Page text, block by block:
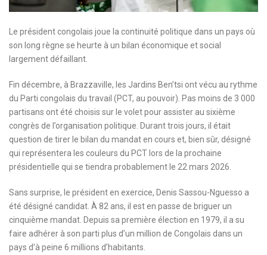
Le président congolais joue la continuité politique dans un pays où
son long règne se heurte à un bilan économique et social
largement défaillant.
Fin décembre, à Brazzaville, les Jardins Ben’tsi ont vécu au rythme
du Parti congolais du travail (PCT, au pouvoir). Pas moins de 3 000
partisans ont été choisis sur le volet pour assister au sixième
congrès de l’organisation politique. Durant trois jours, il était
question de tirer le bilan du mandat en cours et, bien sûr, désigné
qui représentera les couleurs du PCT lors de la prochaine
présidentielle qui se tiendra probablement le 22 mars 2026.
Sans surprise, le président en exercice, Denis Sassou-Nguesso a
été désigné candidat. À 82 ans, il est en passe de briguer un
cinquième mandat. Depuis sa première élection en 1979, il a su
faire adhérer à son parti plus d’un million de Congolais dans un
pays d’à peine 6 millions d’habitants.